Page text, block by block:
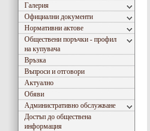
Галерия
Официални документи
Нормативни актове
Обществени поръчки - профил
на купувача
Връзка
Въпроси и отговори
Актуално
Обяви
Административно обслужване
Достъп до обществена
информация